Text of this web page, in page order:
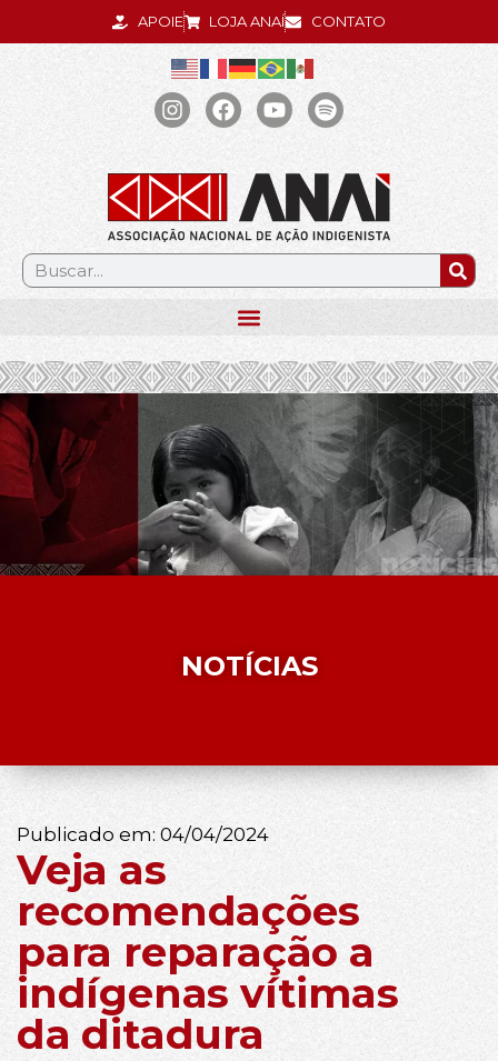
APOIE LOJA ANAÍ CONTATO
.
NOTÍCIAS
Publicado em: 04/04/2024
Veja as
recomendações
para reparação a
indígenas vítimas
da ditadura